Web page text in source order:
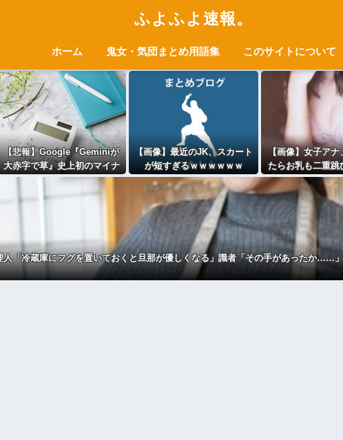
ふよふよ速報。
ホーム 鬼女・気団まとめ用語集 このサイトについて
【悲報】Google『Geminiが
大赤字で草』史上初のマイナ
スキャッシュフローに陥る
【画像】最近のJK、スカート
が短すぎるｗｗｗｗｗｗ
【画像】女子アナ
たらお乳も二重跳
うwww
人「冷蔵庫にフグを置いておくと旦那が優しくなる」識者「その手があったか……